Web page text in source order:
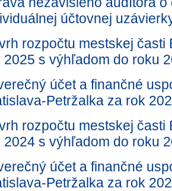
účtovnej
rozpočtu mestskej časti
2025 s výhľadom do roku
účet a finančné
Petržalka za rok
rozpočtu mestskej časti
2024 s výhľadom do roku
účet a finančné
Petržalka za rok